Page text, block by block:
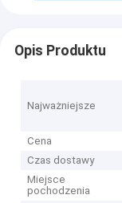
Opis Produktu
Najważniejsze
Cena
Czas dostawy
Miejsce
pochodzenia